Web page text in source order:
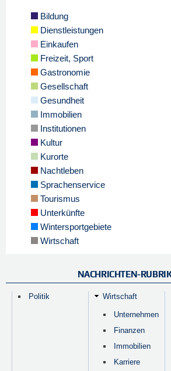
Bildung
Dienstleistungen
Einkaufen
Freizeit, Sport
Gastronomie
Gesellschaft
Gesundheit
Immobilien
Institutionen
Kultur
Kurorte
Nachtleben
Sprachenservice
Tourismus
Unterkünfte
Wintersportgebiete
Wirtschaft
NACHRICHTEN-
Politik Wirtschaft
Unternehmen
Finanzen
Immobilien
Karriere